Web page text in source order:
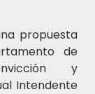
propuesta
de
y
Intendente